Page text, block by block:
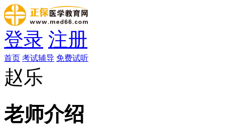
登录 注册
首页 考试辅导 免费试听
赵乐
老师介绍